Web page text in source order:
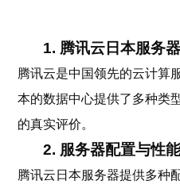
1. 腾讯云日本服务
腾讯云是中国领先的云计算
本的数据中心提供了多种类
的真实评价。
2. 服务器配置与性能
腾讯云日本服务器提供多种